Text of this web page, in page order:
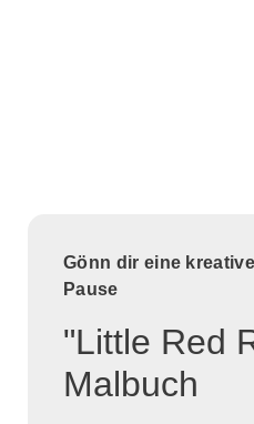
Gönn dir eine
Pause
"Little Red
Malbuch